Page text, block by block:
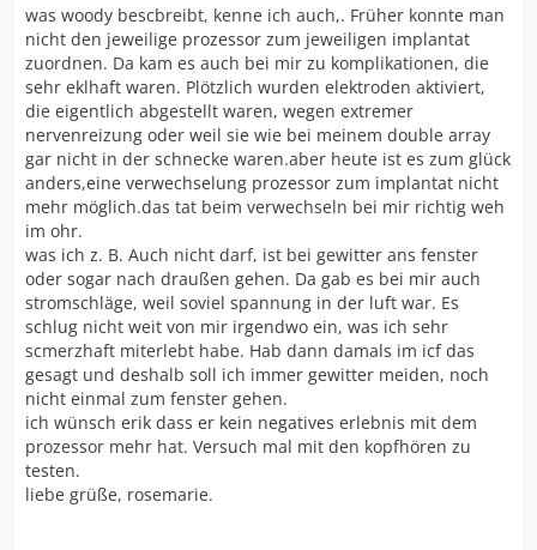
was woody bescbreibt, kenne ich auch,. Früher konnte man
nicht den jeweilige prozessor zum jeweiligen implantat
zuordnen. Da kam es auch bei mir zu komplikationen, die
sehr eklhaft waren. Plötzlich wurden elektroden aktiviert,
die eigentlich abgestellt waren, wegen extremer
nervenreizung oder weil sie wie bei meinem double array
gar nicht in der schnecke waren.aber heute ist es zum glück
anders,eine verwechselung prozessor zum implantat nicht
mehr möglich.das tat beim verwechseln bei mir richtig weh
im ohr.
was ich z. B. Auch nicht darf, ist bei gewitter ans fenster
oder sogar nach draußen gehen. Da gab es bei mir auch
stromschläge, weil soviel spannung in der luft war. Es
schlug nicht weit von mir irgendwo ein, was ich sehr
scmerzhaft miterlebt habe. Hab dann damals im icf das
gesagt und deshalb soll ich immer gewitter meiden, noch
nicht einmal zum fenster gehen.
ich wünsch erik dass er kein negatives erlebnis mit dem
prozessor mehr hat. Versuch mal mit den kopfhören zu
testen.
liebe grüße, rosemarie.